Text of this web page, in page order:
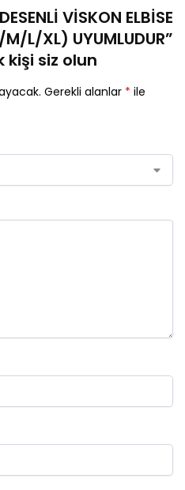
VİSKON ELBİSE
L/XL) UYUMLUDUR”
siz olun
Gerekli alanlar * ile